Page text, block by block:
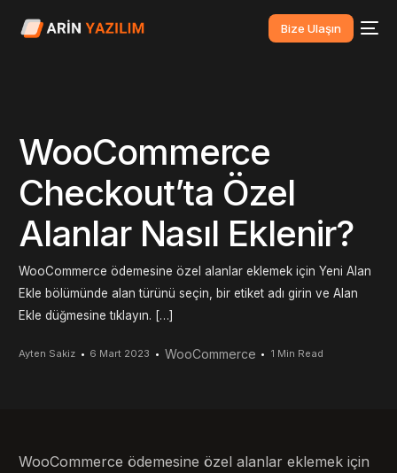
Bize Ulaşın
WooCommerce
Checkout’ta Özel
Alanlar Nasıl Eklenir?
WooCommerce ödemesine özel alanlar eklemek için Yeni Alan
Ekle bölümünde alan türünü seçin, bir etiket adı girin ve Alan
Ekle düğmesine tıklayın. […]
Ayten Sakiz 6 Mart 2023 WooCommerce 1 Min Read
WooCommerce ödemesine özel alanlar eklemek için